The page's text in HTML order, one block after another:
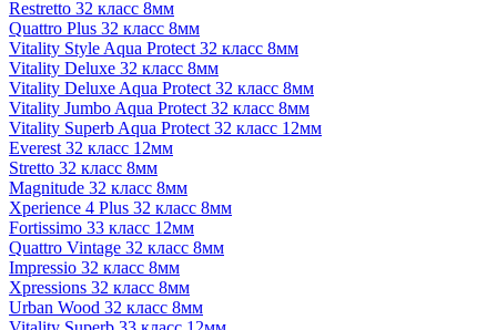
Restretto 32 класс 8мм
Quattro Plus 32 класс 8мм
Vitality Style Aqua Protect 32 класс 8мм
Vitality Deluxe 32 класс 8мм
Vitality Deluxe Aqua Protect 32 класс 8мм
Vitality Jumbo Aqua Protect 32 класс 8мм
Vitality Superb Aqua Protect 32 класс 12мм
Everest 32 класс 12мм
Stretto 32 класс 8мм
Magnitude 32 класс 8мм
Xperience 4 Plus 32 класс 8мм
Fortissimo 33 класс 12мм
Quattro Vintage 32 класс 8мм
Impressio 32 класс 8мм
Xpressions 32 класс 8мм
Urban Wood 32 класс 8мм